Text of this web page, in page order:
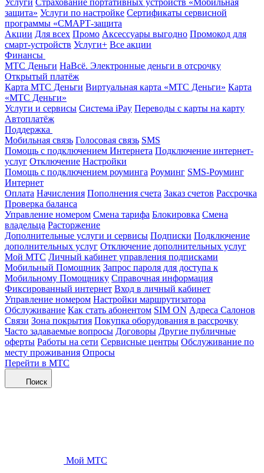
Услуги Страхование портативных устройств «Мобильная
защита» Услуги по настройке Сертификаты сервисной
программы «СМАРТ-защита
Акции Для всех Промо Аксессуары выгодно Промокод для
смарт-устройств Услуги+ Все акции
Финансы
МТС Деньги НаВсё. Электронные деньги в отсрочку
Открытый платёж
Карта МТС Деньги Виртуальная карта «МТС Деньги» Карта
«МТС Деньги»
Услуги и сервисы Система iPay Переводы с карты на карту
Автоплатёж
Поддержка
Мобильная связь Голосовая связь SMS
Помощь с подключением Интернета Подключение интернет-
услуг Отключение Настройки
Помощь с подключением роуминга Роуминг SMS-Роуминг
Интернет
Оплата Начисления Пополнения счета Заказ счетов Рассрочка
Проверка баланса
Управление номером Смена тарифа Блокировка Смена
владельца Расторжение
Дополнительные услуги и сервисы Подписки Подключение
дополнительных услуг Отключение дополнительных услуг
Мой МТС Личный кабинет управления подписками
Мобильный Помощник Запрос пароля для доступа к
Мобильному Помощнику Справочная информация
Фиксированный интернет Вход в личный кабинет
Управление номером Настройки маршрутизатора
Обслуживание Как стать абонентом SIM ON Адреса Салонов
Связи Зона покрытия Покупка оборудования в рассрочку
Часто задаваемые вопросы Договоры Другие публичные
оферты Работы на сети Сервисные центры Обслуживание по
месту проживания Опросы
Перейти в МТС
Поиск
Мой МТС